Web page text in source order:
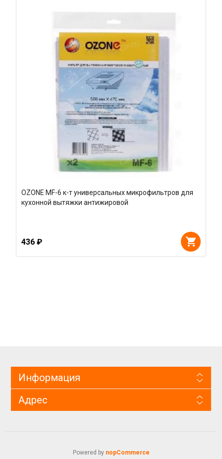
OZONE MF-6 к-т универсальных микрофильтров для
кухонной вытяжки антижировой
436 ₽
Информация
Адрес
Powered by nopCommerce